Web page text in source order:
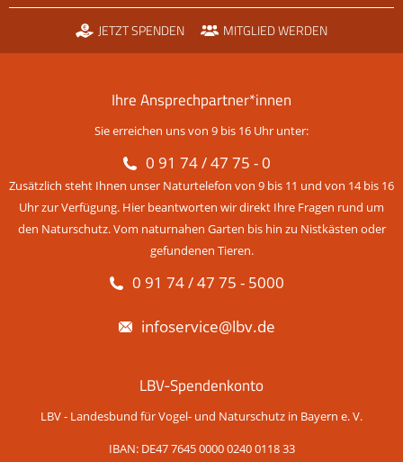
JETZT SPENDEN MITGLIED WERDEN
Ihre Ansprechpartner*innen
Sie erreichen uns von 9 bis 16 Uhr unter:
0 91 74 / 47 75 - 0
Zusätzlich steht Ihnen unser Naturtelefon von 9 bis 11 und von 14 bis 16
Uhr zur Verfügung. Hier beantworten wir direkt Ihre Fragen rund um
den Naturschutz. Vom naturnahen Garten bis hin zu Nistkästen oder
gefundenen Tieren.
0 91 74 / 47 75 - 5000
infoservice@lbv.de
LBV-Spendenkonto
LBV - Landesbund für Vogel- und Naturschutz in Bayern e. V.
IBAN: DE47 7645 0000 0240 0118 33